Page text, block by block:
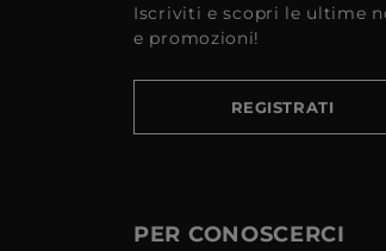
Iscriviti e scopri le ultime
e promozioni!
REGISTRATI
PER CONOSCERCI